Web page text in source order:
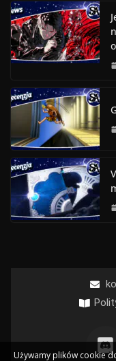
Używamy plików cookie